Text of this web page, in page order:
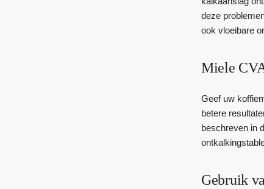
deze
ook vloeibare
Miele
Geef uw
betere
beschreven in
Gebruik